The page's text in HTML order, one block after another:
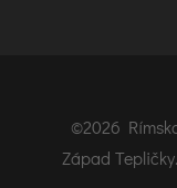
©2026
Západ